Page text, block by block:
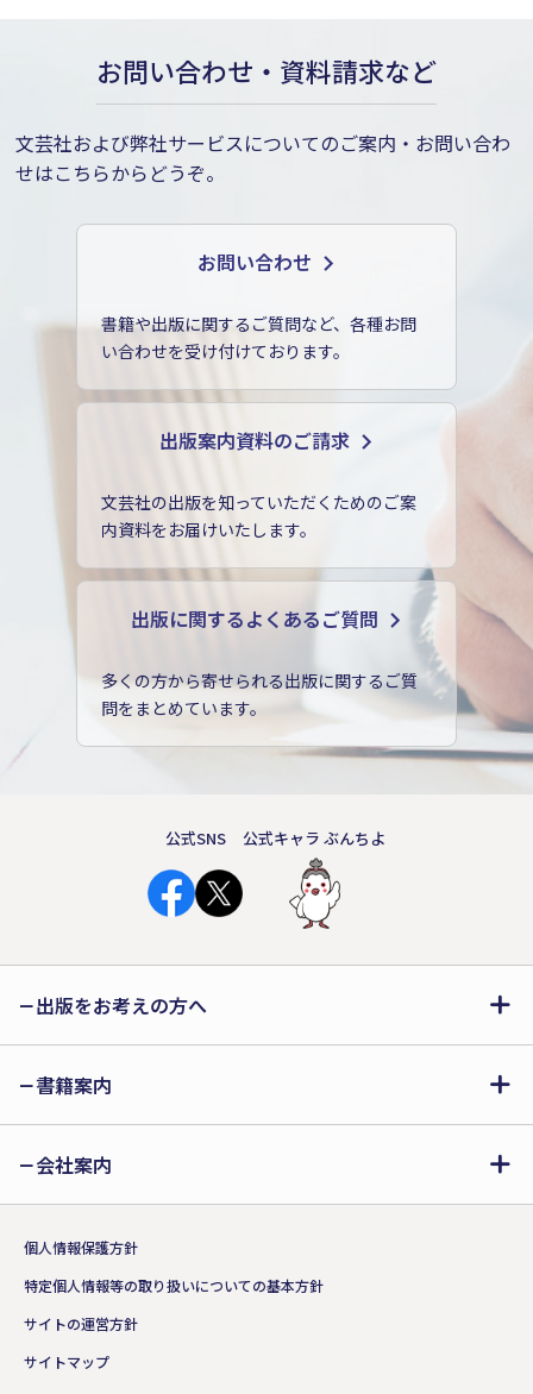
お問い合わせ・資料請求など
文芸社および弊社サービスについてのご案内・お問い合わ
せはこちらからどうぞ。
お問い合わせ
書籍や出版に関するご質問など、各種お問
い合わせを受け付けております。
出版案内資料のご請求
文芸社の出版を知っていただくためのご案
内資料をお届けいたします。
出版に関するよくあるご質問
多くの方から寄せられる出版に関するご質
問をまとめています。
公式SNS 公式キャラ ぶんちよ
出版をお考えの方へ
書籍案内
会社案内
個人情報保護方針
特定個人情報等の取り扱いについての基本方針
サイトの運営方針
サイトマップ